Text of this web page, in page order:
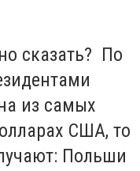
сказать? По
из самых
США, то
Польши